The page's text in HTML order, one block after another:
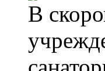
В